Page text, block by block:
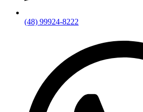
(48) 99924-8222